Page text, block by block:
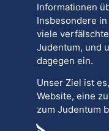
Informationen
Insbesondere
viele
Judentum, und
dagegen ein.
Unser Ziel ist
Website, eine
zum Judentum